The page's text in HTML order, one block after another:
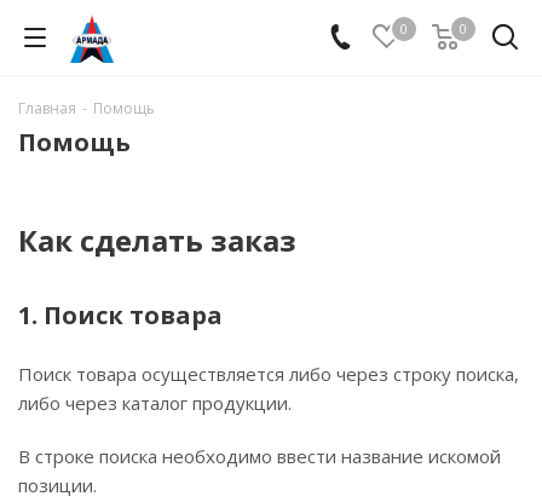
0 0
Главная - Помощь
Помощь
Как сделать заказ
1. Поиск товара
Поиск товара осуществляется либо через строку поиска,
либо через каталог продукции.
В строке поиска необходимо ввести название искомой
позиции.